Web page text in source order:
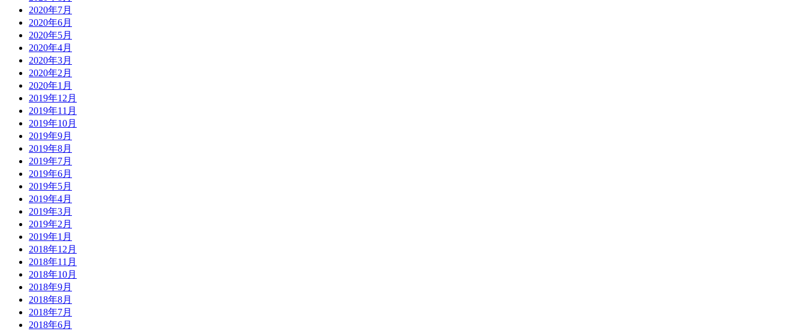
2020年7月
2020年6月
2020年5月
2020年4月
2020年3月
2020年2月
2020年1月
2019年12月
2019年11月
2019年10月
2019年9月
2019年8月
2019年7月
2019年6月
2019年5月
2019年4月
2019年3月
2019年2月
2019年1月
2018年12月
2018年11月
2018年10月
2018年9月
2018年8月
2018年7月
2018年6月